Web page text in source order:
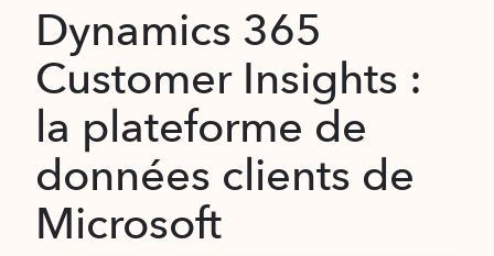
Dynamics 365
Customer Insights :
la plateforme de
données clients de
Microsoft